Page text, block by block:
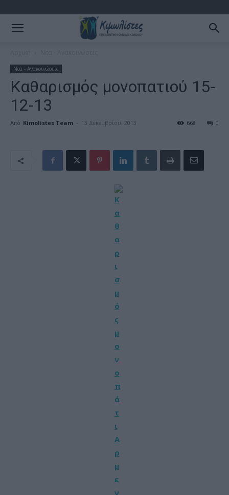
Νεα - Ανακοινώσεις
Καθαρισμός μονοπατιού 15-
12-13
Από Kimolistes Team - 13 Δεκεμβρίου, 2013 0
668